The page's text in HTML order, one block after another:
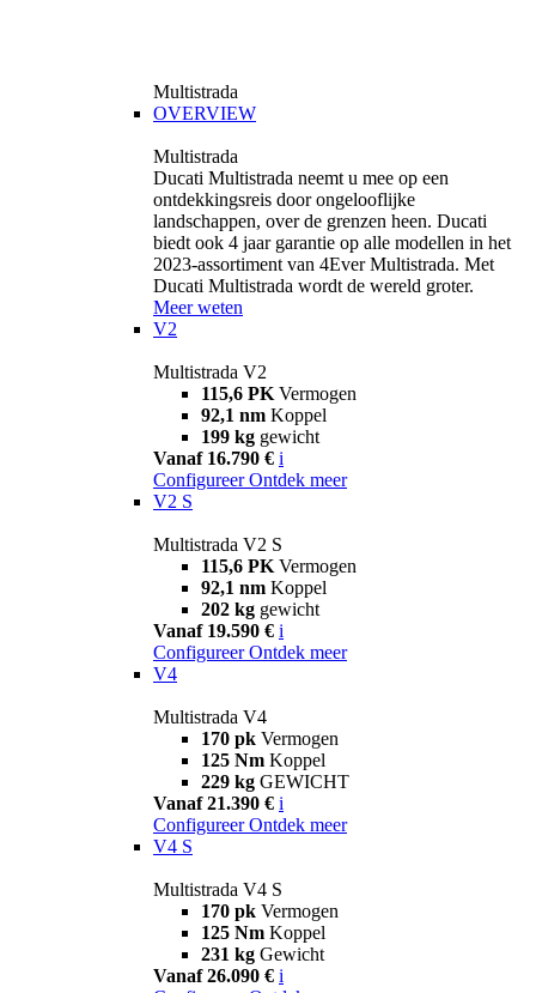
Multistrada
OVERVIEW
Multistrada
Ducati Multistrada neemt u mee op een
ontdekkingsreis door ongelooflijke
landschappen, over de grenzen heen. Ducati
biedt ook 4 jaar garantie op alle modellen in het
2023-assortiment van 4Ever Multistrada. Met
Ducati Multistrada wordt de wereld groter.
Meer weten
V2
Multistrada V2
115,6 PK Vermogen
92,1 nm Koppel
199 kg gewicht
Vanaf 16.790 € i
Configureer Ontdek meer
V2 S
Multistrada V2 S
115,6 PK Vermogen
92,1 nm Koppel
202 kg gewicht
Vanaf 19.590 € i
Configureer Ontdek meer
V4
Multistrada V4
170 pk Vermogen
125 Nm Koppel
229 kg GEWICHT
Vanaf 21.390 € i
Configureer Ontdek meer
V4 S
Multistrada V4 S
170 pk Vermogen
125 Nm Koppel
231 kg Gewicht
Vanaf 26.090 € i